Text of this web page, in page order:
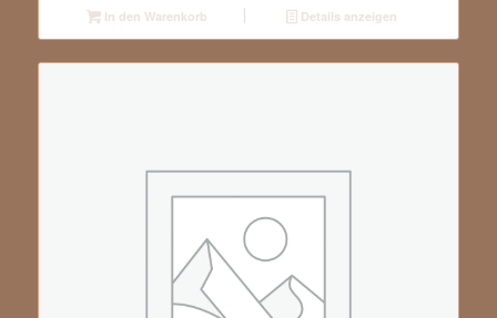
In den Warenkorb Details anzeigen